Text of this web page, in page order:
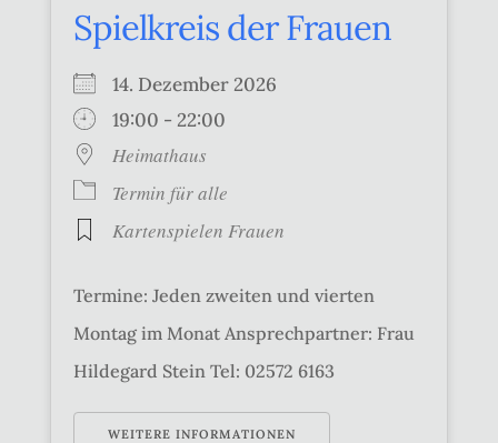
Spielkreis der Frauen
14. Dezember 2026
19:00 - 22:00
Heimathaus
Termin für alle
Kartenspielen Frauen
Termine: Jeden zweiten und vierten
Montag im Monat Ansprechpartner: Frau
Hildegard Stein Tel: 02572 6163
WEITERE INFORMATIONEN